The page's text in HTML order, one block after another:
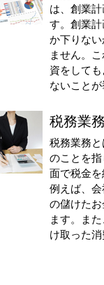
は、創業
す。創業
か下りな
ません。
資をして
ないこと
税務業
税務業務
のことを
面で税金を
例えば、
の儲けた
ます。ま
け取った